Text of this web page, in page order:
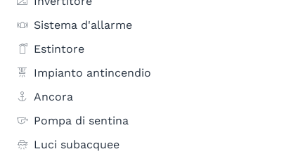
Sistema d'allarme
Estintore
Impianto antincendio
Ancora
Pompa di sentina
Luci subacquee